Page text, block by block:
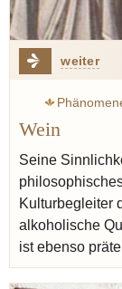
weiter
Busch
Wein
Seine
Kulturbegleiter
alkoholische
ist ebenso